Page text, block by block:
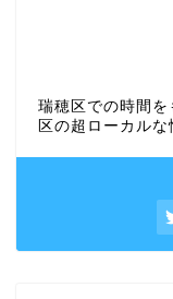
瑞穂区での時間
区の超ローカルな